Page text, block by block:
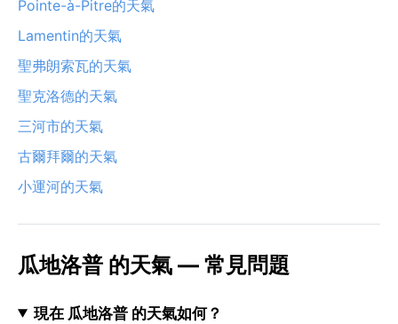
Pointe-à-Pitre的天氣
Lamentin的天氣
聖弗朗索瓦的天氣
聖克洛德的天氣
三河市的天氣
古爾拜爾的天氣
小運河的天氣
瓜地洛普 的天氣 — 常見問題
現在 瓜地洛普 的天氣如何？